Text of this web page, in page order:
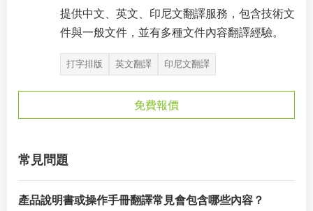
提供中文、英文、印尼文翻譯服務，包含技術文
件與一般文件，並有多種文件內容翻譯經驗。
打字排版 英文翻譯 印尼文翻譯
免費報價
常見問題
產品說明書或操作手冊翻譯常見會包含哪些內容？